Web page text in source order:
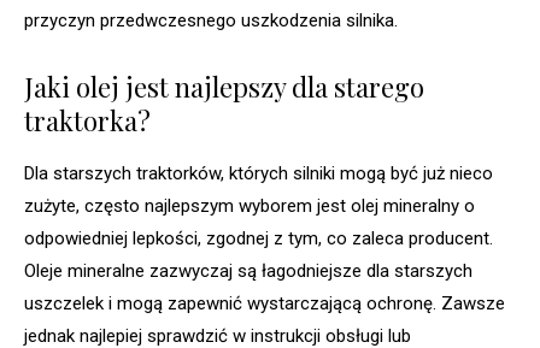
przyczyn przedwczesnego uszkodzenia silnika.
Jaki olej jest najlepszy dla starego
traktorka?
Dla starszych traktorków, których silniki mogą być już nieco
zużyte, często najlepszym wyborem jest olej mineralny o
odpowiedniej lepkości, zgodnej z tym, co zaleca producent.
Oleje mineralne zazwyczaj są łagodniejsze dla starszych
uszczelek i mogą zapewnić wystarczającą ochronę. Zawsze
jednak najlepiej sprawdzić w instrukcji obsługi lub